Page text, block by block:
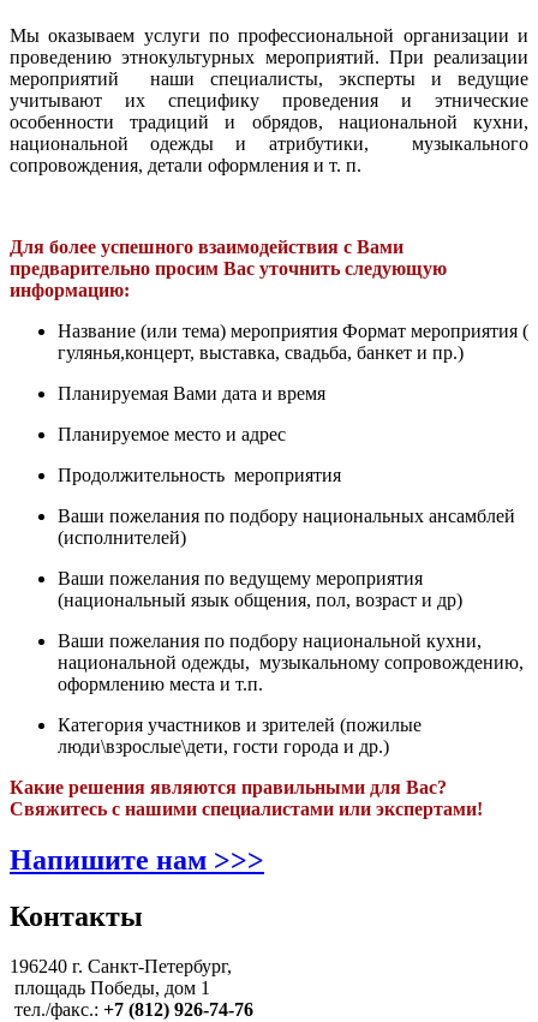
Мы оказываем услуги по профессиональной организации и
проведению этнокультурных мероприятий. При реализации
мероприятий наши специалисты, эксперты и ведущие
учитывают их специфику проведения и этнические
особенности традиций и обрядов, национальной кухни,
национальной одежды и атрибутики, музыкального
сопровождения, детали оформления и т. п.
Для более успешного взаимодействия с Вами
предварительно просим Вас уточнить следующую
информацию:
Название (или тема) мероприятия Формат мероприятия (
гулянья,концерт, выставка, свадьба, банкет и пр.)
Планируемая Вами дата и время
Планируемое место и адрес
Продолжительность мероприятия
Ваши пожелания по подбору национальных ансамблей
(исполнителей)
Ваши пожелания по ведущему мероприятия
(национальный язык общения, пол, возраст и др)
Ваши пожелания по подбору национальной кухни,
национальной одежды, музыкальному сопровождению,
оформлению места и т.п.
Категория участников и зрителей (пожилые
люди\взрослые\дети, гости города и др.)
Какие решения являются правильными для Вас?
Свяжитесь с нашими специалистами или экспертами!
Напишите нам >>>
Контакты
196240 г. Санкт-Петербург,
площадь Победы, дом 1
тел./факс.: +7 (812) 926-74-76